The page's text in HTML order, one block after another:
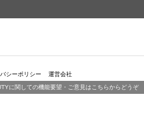
シーポリシー
運営会社
に関しての機能要望・ご意見はこちらからどうぞ